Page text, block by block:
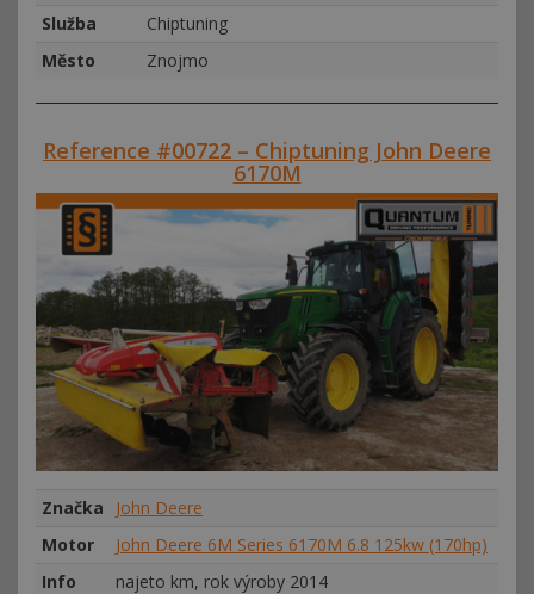
Služba
Chiptuning
Město
Znojmo
Reference #00722 – Chiptuning John Deere
6170M
Značka
John Deere
Motor
John Deere 6M Series 6170M 6.8 125kw (170hp)
Info
najeto km, rok výroby 2014